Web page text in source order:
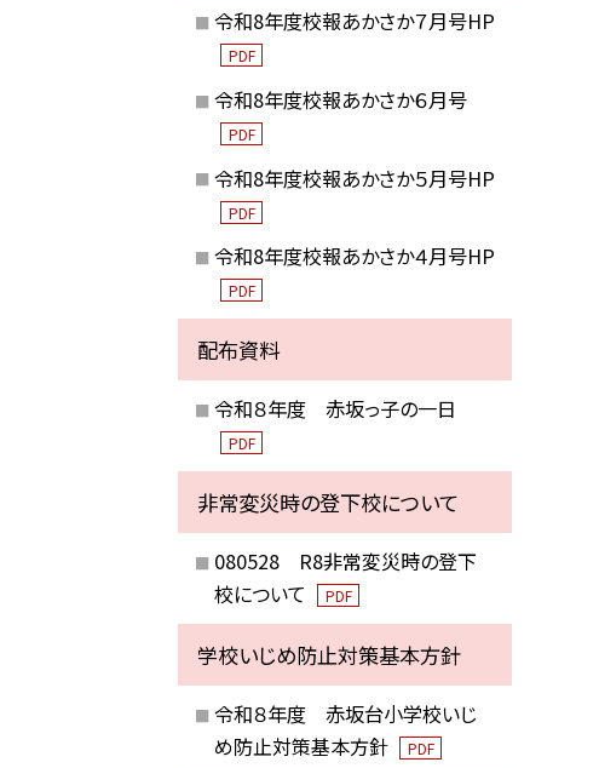
令和8年度校報あかさか７月号HP
PDF
令和8年度校報あかさか６月号
PDF
令和8年度校報あかさか５月号HP
PDF
令和8年度校報あかさか４月号HP
PDF
配布資料
令和８年度 赤坂っ子の一日
PDF
非常変災時の登下校について
080528 R8非常変災時の登下
校について
PDF
学校いじめ防止対策基本方針
令和８年度 赤坂台小学校いじ
め防止対策基本方針
PDF